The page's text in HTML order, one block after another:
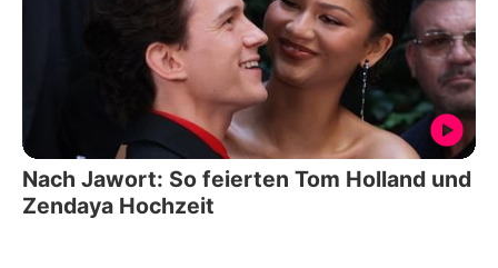
Nach Jawort: So feierten Tom Holland und
Zendaya Hochzeit